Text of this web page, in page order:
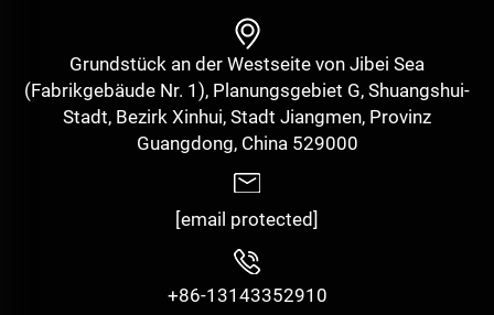
Grundstück an der Westseite von Jibei Sea
(Fabrikgebäude Nr. 1), Planungsgebiet G, Shuangshui-
Stadt, Bezirk Xinhui, Stadt Jiangmen, Provinz
Guangdong, China 529000
[email protected]
+86-13143352910